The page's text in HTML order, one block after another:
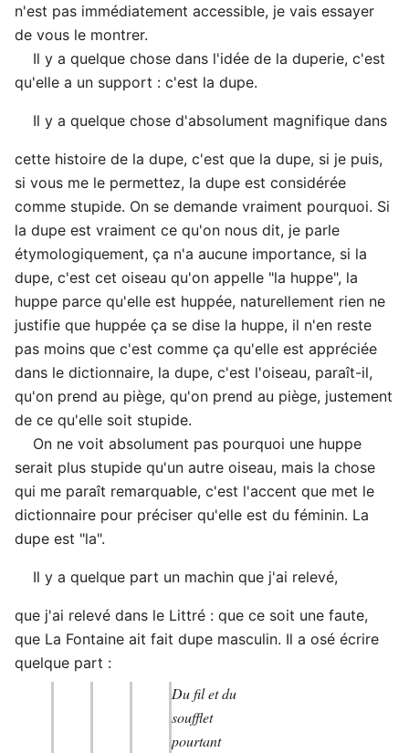
n'est pas immédiatement accessible, je vais essayer
de vous le montrer.
Il y a quelque chose dans l'idée de la duperie, c'est
qu'elle a un support : c'est la dupe.
Il y a quelque chose d'absolument magnifique dans
cette histoire de la dupe, c'est que la dupe, si je puis,
si vous me le permettez, la dupe est considérée
comme stupide. On se demande vraiment pourquoi. Si
la dupe est vraiment ce qu'on nous dit, je parle
étymologiquement, ça n'a aucune importance, si la
dupe, c'est cet oiseau qu'on appelle "la huppe", la
huppe parce qu'elle est huppée, naturellement rien ne
justifie que huppée ça se dise la huppe, il n'en reste
pas moins que c'est comme ça qu'elle est appréciée
dans le dictionnaire, la dupe, c'est l'oiseau, paraît-il,
qu'on prend au piège, qu'on prend au piège, justement
de ce qu'elle soit stupide.
On ne voit absolument pas pourquoi une huppe
serait plus stupide qu'un autre oiseau, mais la chose
qui me paraît remarquable, c'est l'accent que met le
dictionnaire pour préciser qu'elle est du féminin. La
dupe est "la".
Il y a quelque part un machin que j'ai relevé,
que j'ai relevé dans le Littré : que ce soit une faute,
que La Fontaine ait fait dupe masculin. Il a osé écrire
quelque part :
Du fil et du
soufflet
pourtant